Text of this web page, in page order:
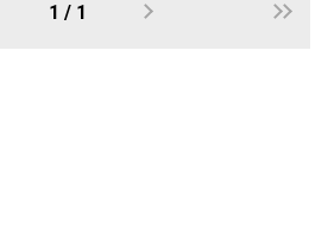
1 / 1